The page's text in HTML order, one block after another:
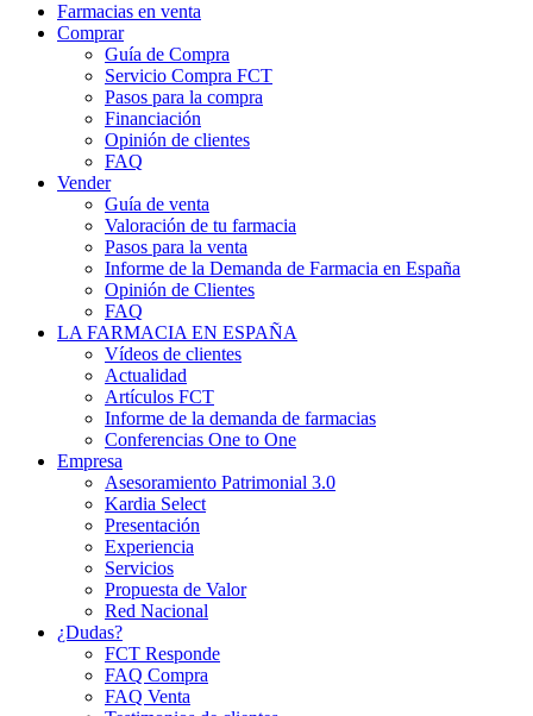
Farmacias en venta
Comprar
Guía de Compra
Servicio Compra FCT
Pasos para la compra
Financiación
Opinión de clientes
FAQ
Vender
Guía de venta
Valoración de tu farmacia
Pasos para la venta
Informe de la Demanda de Farmacia en España
Opinión de Clientes
FAQ
LA FARMACIA EN ESPAÑA
Vídeos de clientes
Actualidad
Artículos FCT
Informe de la demanda de farmacias
Conferencias One to One
Empresa
Asesoramiento Patrimonial 3.0
Kardia Select
Presentación
Experiencia
Servicios
Propuesta de Valor
Red Nacional
¿Dudas?
FCT Responde
FAQ Compra
FAQ Venta